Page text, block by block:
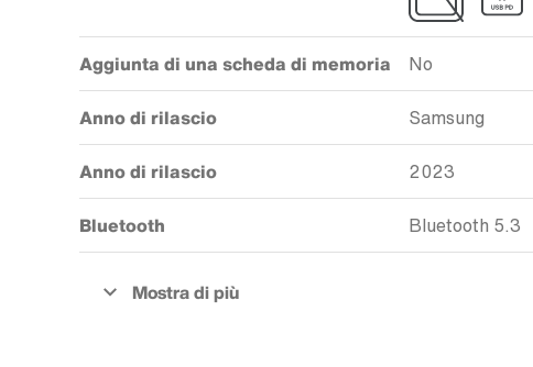
Aggiunta di una scheda di memoria No
Anno di rilascio Samsung
Anno di rilascio 2023
Bluetooth Bluetooth 5.3